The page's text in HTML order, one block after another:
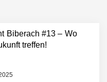
Biberach #13 – Wo
treffen!